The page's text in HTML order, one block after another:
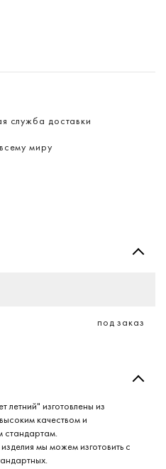
служба доставки
миру
под заказ
летний" изготовлены из
качеством и
стандартам.
мы можем изготовить с